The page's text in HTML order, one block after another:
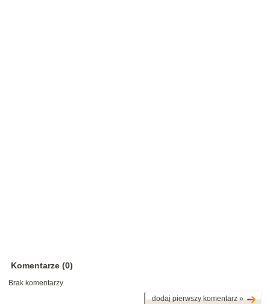
Komentarze (0)
Brak komentarzy
dodaj pierwszy komentarz »